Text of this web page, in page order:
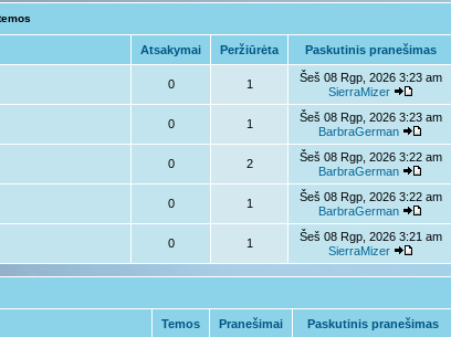
Atsakymai Peržiūrėta Paskutinis pranešimas
0 1
Šeš 08 Rgp, 2026 3:23 am
SierraMizer
0 1
Šeš 08 Rgp, 2026 3:23 am
BarbraGerman
0 2
Šeš 08 Rgp, 2026 3:22 am
BarbraGerman
0 1
Šeš 08 Rgp, 2026 3:22 am
BarbraGerman
0 1
Šeš 08 Rgp, 2026 3:21 am
SierraMizer
Temos Pranešimai Paskutinis pranešimas